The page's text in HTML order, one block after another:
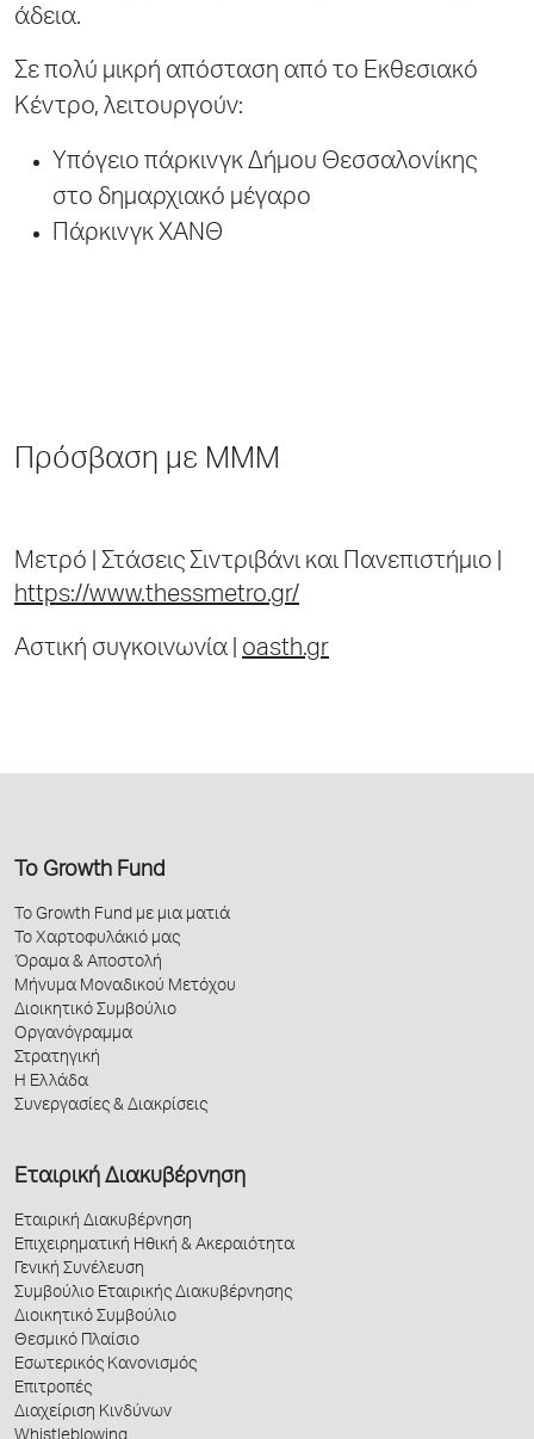
άδεια.
Σε πολύ μικρή απόσταση από το Εκθεσιακό
Κέντρο, λειτουργούν:
Υπόγειο πάρκινγκ Δήμου Θεσσαλονίκης
στο δημαρχιακό μέγαρο
Πάρκινγκ ΧΑΝΘ
Πρόσβαση με ΜΜΜ
Μετρό | Στάσεις Σιντριβάνι και Πανεπιστήμιο |
https://www.thessmetro.gr/
Αστική συγκοινωνία | oasth.gr
Το Growth Fund
Το Growth Fund με μια ματιά
Το Χαρτοφυλάκιό μας
Όραμα & Αποστολή
Μήνυμα Μοναδικού Μετόχου
Διοικητικό Συμβούλιο
Οργανόγραμμα
Στρατηγική
Η Ελλάδα
Συνεργασίες & Διακρίσεις
Εταιρική Διακυβέρνηση
Εταιρική Διακυβέρνηση
Επιχειρηματική Ηθική & Ακεραιότητα
Γενική Συνέλευση
Συμβούλιο Εταιρικής Διακυβέρνησης
Διοικητικό Συμβούλιο
Θεσμικό Πλαίσιο
Εσωτερικός Κανονισμός
Επιτροπές
Διαχείριση Κινδύνων